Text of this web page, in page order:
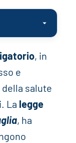
, in
e
salute
La legge
, ha